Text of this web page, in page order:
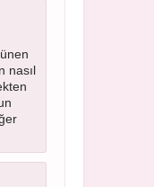
nasıl